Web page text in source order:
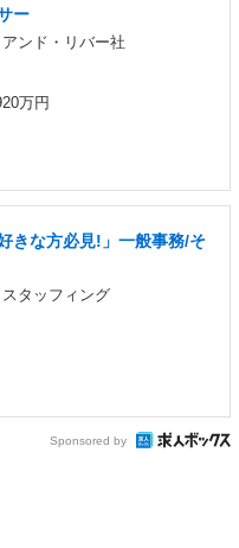
ー
ンド・リバー社
万円
きな方必見!」一般事務/そ
タッフィング
Sponsored by